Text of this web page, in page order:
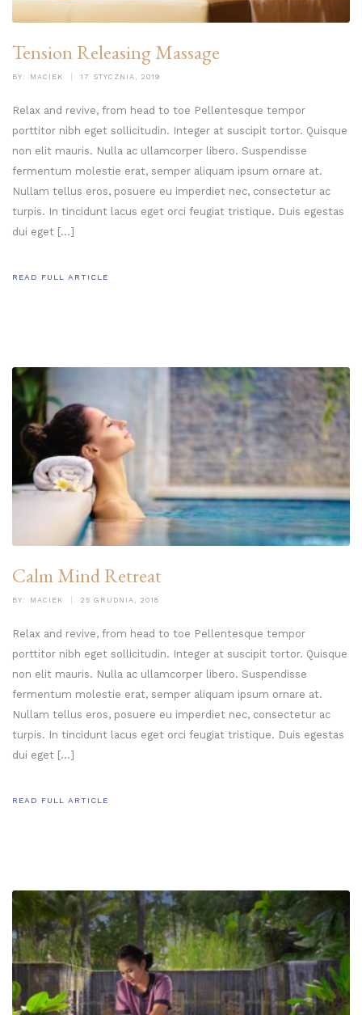
Tension Releasing Massage
BY: MACIEK 17 STYCZNIA, 2019
Relax and revive, from head to toe Pellentesque tempor
porttitor nibh eget sollicitudin. Integer at suscipit tortor. Quisque
non elit mauris. Nulla ac ullamcorper libero. Suspendisse
fermentum molestie erat, semper aliquam ipsum ornare at.
Nullam tellus eros, posuere eu imperdiet nec, consectetur ac
turpis. In tincidunt lacus eget orci feugiat tristique. Duis egestas
dui eget […]
READ FULL ARTICLE
Calm Mind Retreat
BY: MACIEK 25 GRUDNIA, 2018
Relax and revive, from head to toe Pellentesque tempor
porttitor nibh eget sollicitudin. Integer at suscipit tortor. Quisque
non elit mauris. Nulla ac ullamcorper libero. Suspendisse
fermentum molestie erat, semper aliquam ipsum ornare at.
Nullam tellus eros, posuere eu imperdiet nec, consectetur ac
turpis. In tincidunt lacus eget orci feugiat tristique. Duis egestas
dui eget […]
READ FULL ARTICLE